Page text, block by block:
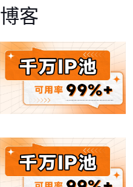
博客